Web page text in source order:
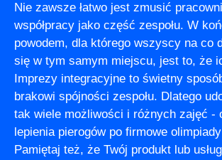
Nie zawsze łatwo jest zmusić
współpracy jako część zespołu. W
powodem, dla którego wszyscy na co
się w tym samym miejscu, jest to, że
Imprezy integracyjne to świetny
brakowi spójności zespołu. Dlatego
tak wiele możliwości i różnych zajęć -
lepienia pierogów po firmowe
Pamiętaj też, że Twój produkt lub